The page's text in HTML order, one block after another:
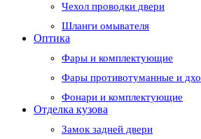
Чехол проводки двери
Шланги омывателя
Оптика
Фары и комплектующие
Фары противотуманные и дхо
Фонари и комплектующие
Отделка кузова
Замок задней двери